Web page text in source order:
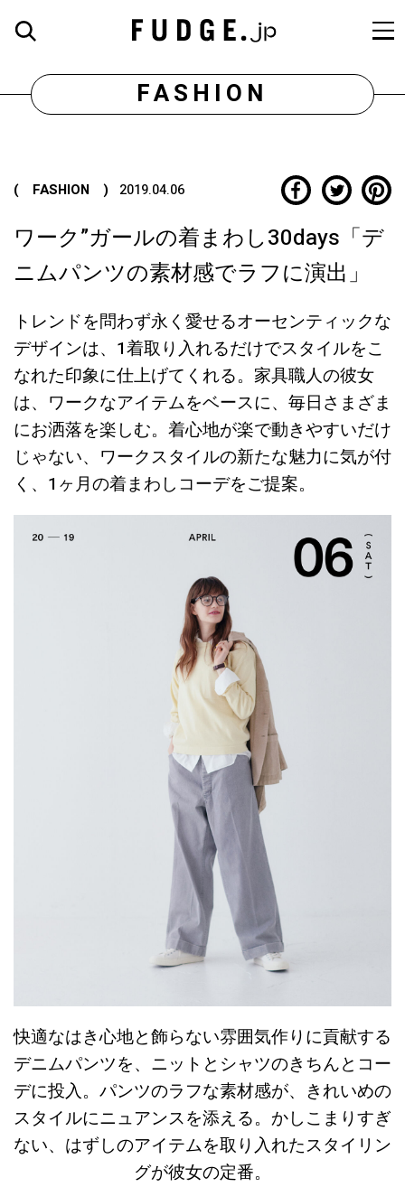
FASHION
( FASHION ) 2019.04.06
ワーク”ガールの着まわし30days「デ
ニムパンツの素材感でラフに演出」
トレンドを問わず永く愛せるオーセンティックな
デザインは、1着取り入れるだけでスタイルをこ
なれた印象に仕上げてくれる。家具職人の彼女
は、ワークなアイテムをベースに、毎日さまざま
にお洒落を楽しむ。着心地が楽で動きやすいだけ
じゃない、ワークスタイルの新たな魅力に気が付
く、1ヶ月の着まわしコーデをご提案。
快適なはき心地と飾らない雰囲気作りに貢献する
デニムパンツを、ニットとシャツのきちんとコー
デに投入。パンツのラフな素材感が、きれいめの
スタイルにニュアンスを添える。かしこまりすぎ
ない、はずしのアイテムを取り入れたスタイリン
グが彼女の定番。